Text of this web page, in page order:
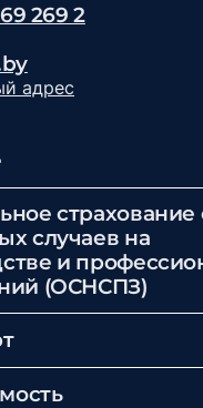
269 2
адрес
страхование
случаев на
и
(ОСНСПЗ)